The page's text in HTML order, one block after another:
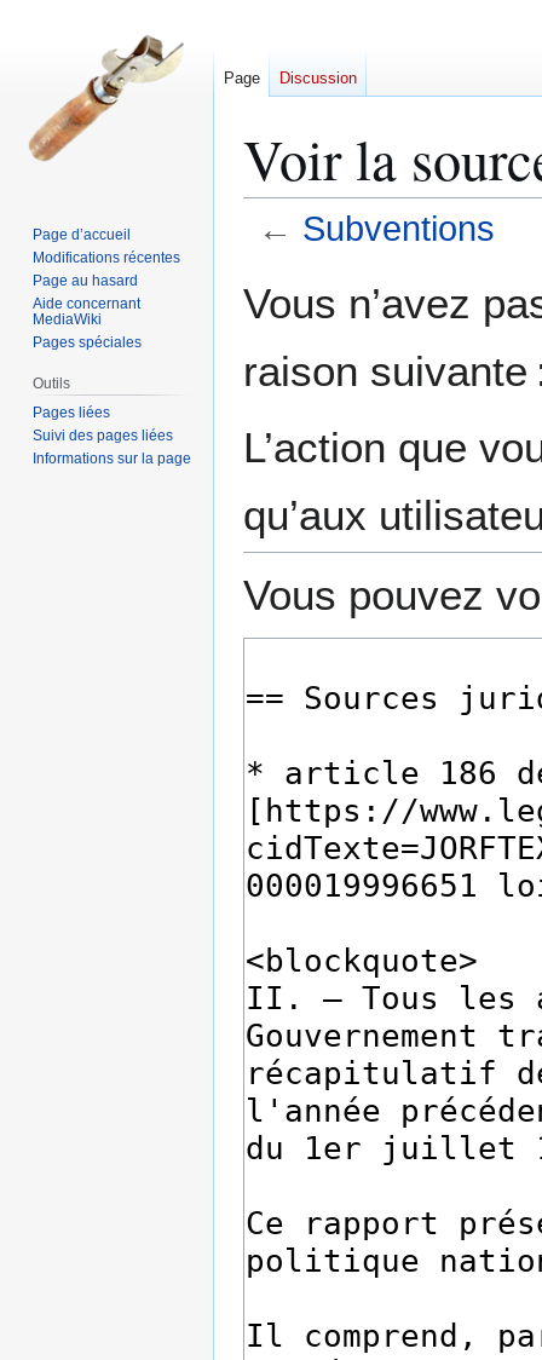
Voir la
← Subventions
à
navigation
à
recherche
Vous n’avez
raison suivante
L’action que
qu’aux
Vous pouvez
Page Discussion
Page d’accueil
Modifications récentes
Page au hasard
Aide concernant
MediaWiki
Pages spéciales
Outils
Pages liées
Suivi des pages liées
Informations sur la page